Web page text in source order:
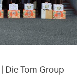
Die Tom Group